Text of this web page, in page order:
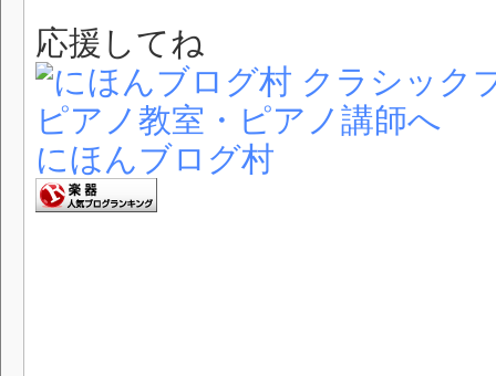
応援してね
にほんブログ村